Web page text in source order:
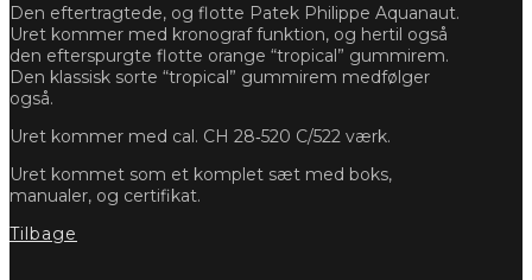
Den eftertragtede, og flotte Patek Philippe Aquanaut.
Uret kommer med kronograf funktion, og hertil også
den efterspurgte flotte orange “tropical” gummirem.
Den klassisk sorte “tropical” gummirem medfølger
også.
Uret kommer med cal. CH 28‑520 C/522 værk.
Uret kommet som et komplet sæt med boks,
manualer, og certifikat.
Tilbage